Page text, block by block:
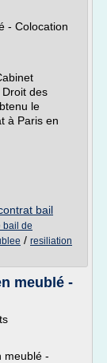
- Colocation
des
le
à Paris en
bail
bail de
/ resiliation
meublé -
meublé -